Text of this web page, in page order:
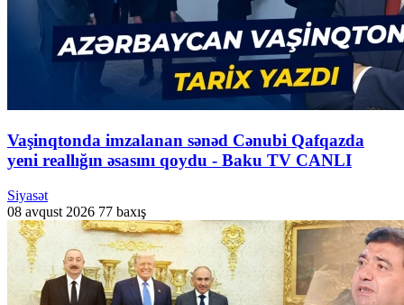
Vaşinqtonda imzalanan sənəd Cənubi Qafqazda
yeni reallığın əsasını qoydu - Baku TV CANLI
Siyasət
08 avqust 2026 77 baxış